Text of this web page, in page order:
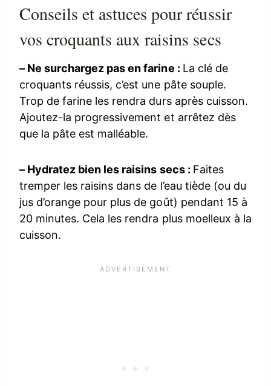
Conseils et astuces pour réussir
vos croquants aux raisins secs
– Ne surchargez pas en farine : La clé de
croquants réussis, c’est une pâte souple.
Trop de farine les rendra durs après cuisson.
Ajoutez-la progressivement et arrêtez dès
que la pâte est malléable.
– Hydratez bien les raisins secs : Faites
tremper les raisins dans de l’eau tiède (ou du
jus d’orange pour plus de goût) pendant 15 à
20 minutes. Cela les rendra plus moelleux à la
cuisson.